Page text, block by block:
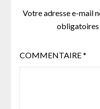
Votre adresse e-mail
obligatoires
COMMENTAIRE*